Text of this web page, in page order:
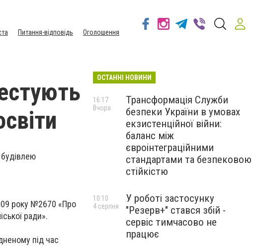
Питання-відповідь Оголошення
будівлею
року №2670 «Про
ради».
під час
ОСТАННІ НОВИНИ
Трансформація Служби
безпеки України в умовах
екзистенційної війни:
баланс між
євроінтеграційними
стандартами та безпековою
стійкістю
16:17
Вчора
У роботі застосунку
"Резерв+" стався збій -
сервіс тимчасово не
працює
10:10
4 серпня